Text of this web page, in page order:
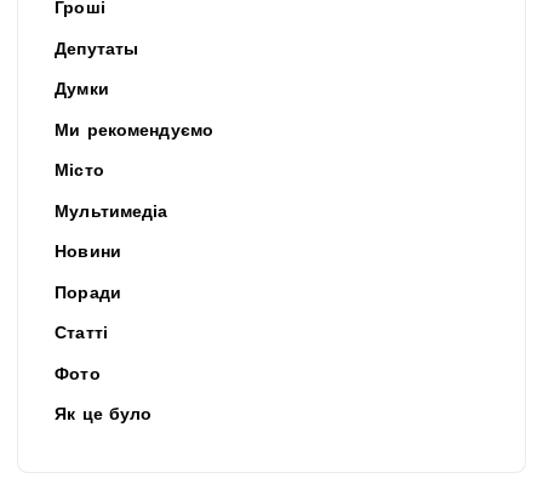
Гроші
Депутаты
Думки
Ми рекомендуємо
Місто
Мультимедіа
Новини
Поради
Статті
Фото
Як це було